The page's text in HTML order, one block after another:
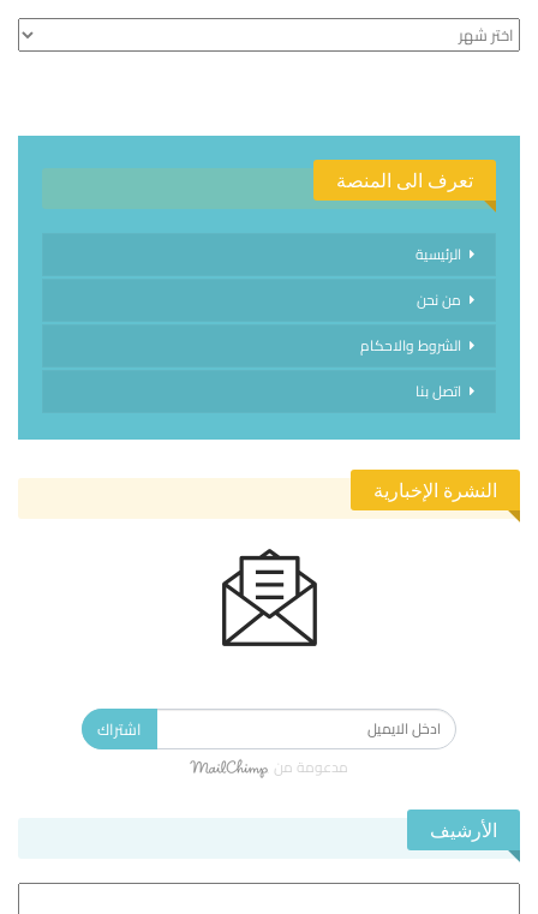
الأرشيف
تعرف الى المنصة
الرئيسية
من نحن
الشروط والاحكام
اتصل بنا
النشرة الإخبارية
اشتراك
مدعومة من
الأرشيف